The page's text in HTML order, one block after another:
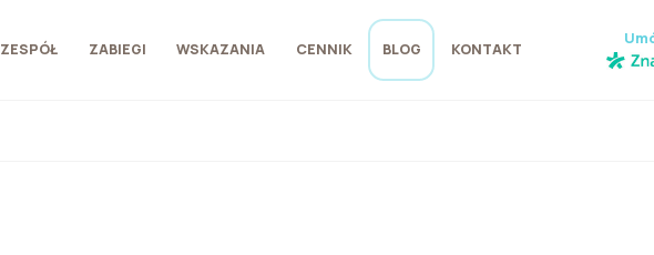
ZESPÓŁ ZABIEGI WSKAZANIA CENNIK BLOG KONTAKT